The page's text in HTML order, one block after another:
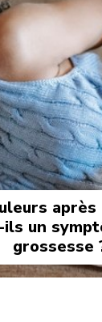
un
grossesse